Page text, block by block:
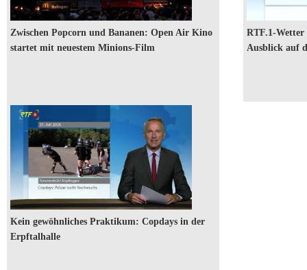
Zwischen Popcorn und Bananen: Open Air Kino
startet mit neuestem Minions-Film
RTF.1-Wetter
Ausblick auf
RTF.1-Nachrichten: Kein gewöhnliches Praktikum: Copdays in
der Erpftalhalle
Kein gewöhnliches Praktikum: Copdays in der
Erpftalhalle